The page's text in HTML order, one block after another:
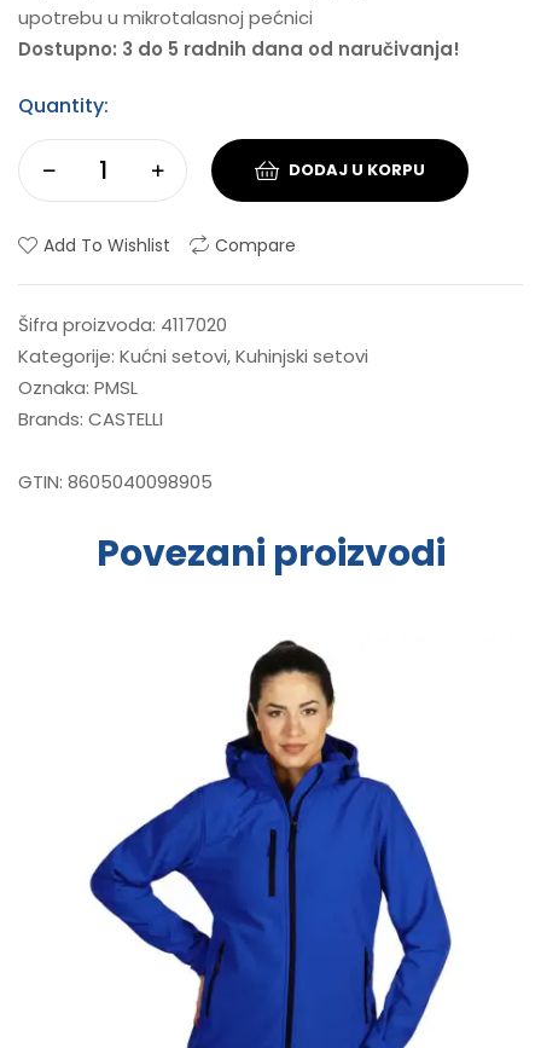
upotrebu u mikrotalasnoj pećnici
Dostupno: 3 do 5 radnih dana od naručivanja!
Quantity:
DODAJ U KORPU
Add To Wishlist Compare
Šifra proizvoda: 4117020
Kategorije: Kućni setovi,Kuhinjski setovi
Oznaka: PMSL
Brands: CASTELLI
GTIN: 8605040098905
Povezani proizvodi